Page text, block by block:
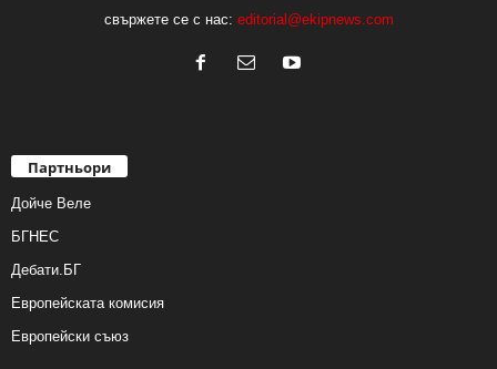
свържете се с нас: editorial@ekipnews.com
Партньори
Дойче Веле
БГНЕС
Дебати.БГ
Европейската комисия
Европейски съюз